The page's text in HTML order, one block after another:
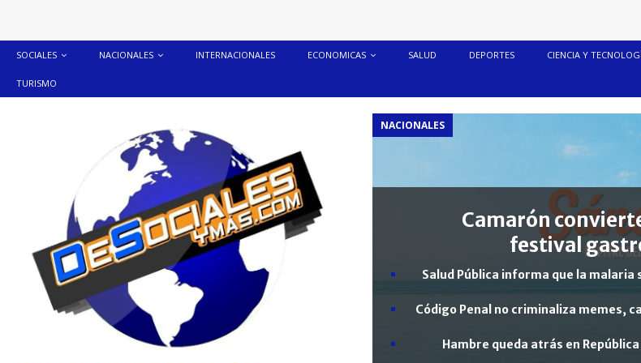
SOCIALES NACIONALES INTERNACIONALES ECONOMICAS SALUD DEPORTES CIENCIA Y
TURISMO
NACIONALES
Camarón
festival
Salud Pública informa que la malaria
Código Penal no criminaliza memes,
Hambre queda atrás en